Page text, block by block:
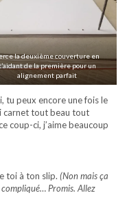
la deuxième couverture en
de la première pour un
alignement parfait
tu peux encore une fois le
carnet tout beau tout
coup-ci, j’aime beaucoup
toi à ton slip. (Non mais ça
compliqué… Promis. Allez